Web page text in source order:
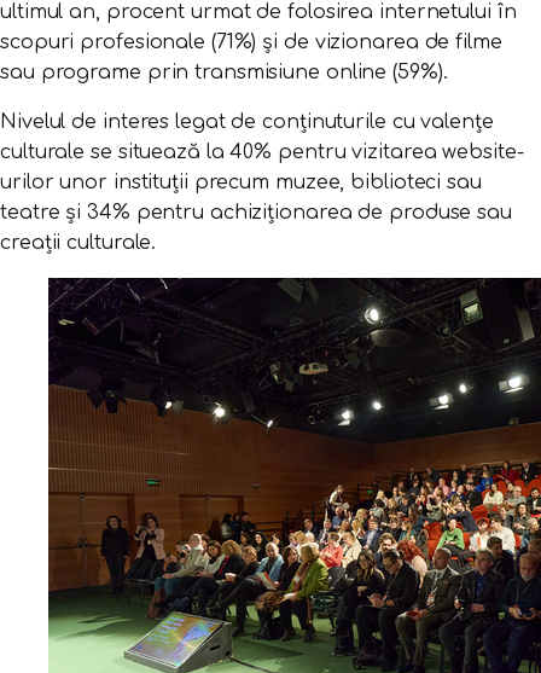
ultimul an, procent urmat de folosirea internetului în
scopuri profesionale (71%) și de vizionarea de filme
sau programe prin transmisiune online (59%).
Nivelul de interes legat de conținuturile cu valențe
culturale se situează la 40% pentru vizitarea website-
urilor unor instituții precum muzee, biblioteci sau
teatre și 34% pentru achiziționarea de produse sau
creații culturale.